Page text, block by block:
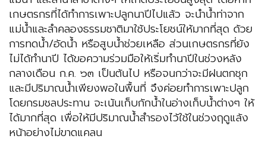
เกษตรกรที่ได้ทำการเพาะปลูกนาปีไปแล้ว จะนำน้ำท่าจาก
แม่น้ำและลำคลองธรรมชาติมาใช้ประโยชน์ให้มากที่สุด ด้วย
การทดน้ำ/อัดน้ำ หรือสูบน้ำช่วยเหลือ ส่วนเกษตรกรที่ยัง
ไม่ได้ทำนาปี ได้ขอความร่วมมือให้เริ่มทำนาปีในช่วงหลัง
กลางเดือน ก.ค. ๖๓ เป็นต้นไป หรือจนกว่าจะมีฝนตกชุก
และมีปริมาณน้ำเพียงพอในพื้นที่ จึงค่อยทำการเพาะปลูก
โดยกรมชลประทาน จะเน้นเก็บกักน้ำในอ่างเก็บน้ำต่างๆ ให้
ได้มากที่สุด เพื่อให้มีปริมาณน้ำสำรองไว้ใช้ในช่วงฤดูแล้ง
หน้าอย่างไม่ขาดแคลน